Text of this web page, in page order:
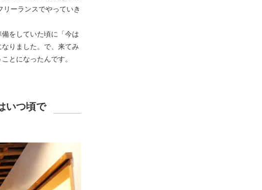
ーランスでやっていき
をしていた頃に「今は
りました。で、来てみ
とになったんです。
いつ頃で